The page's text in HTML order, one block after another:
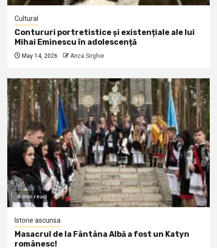
Cultural
Contururi portretistice și existențiale ale lui
Mihai Eminescu în adolescență
May 14, 2026 Anca Sirghie
4 min read
Istorie ascunsa
Masacrul de la Fântâna Albă a fost un Katyn
românesc!